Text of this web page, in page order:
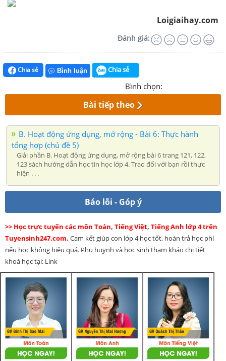
Loigiaihay.com
Đánh giá:
Chia sẻ Bình luận Chia sẻ
Bình chọn:
Bài tiếp theo
B. Hoạt động ứng dụng, mở rộng - Bài 6: Thực hành
tổng hợp (chủ đề 5)
Giải phần B. Hoạt động ứng dụng, mở rộng bài 6 trang 121, 122,
123 sách hướng dẫn học tin học lớp 4. Trao đổi với bạn rồi thực
hiện . . .
Báo lỗi - Góp ý
>> Học trực tuyến các môn Toán, Tiếng Việt, Tiếng Anh lớp 4 trên
Tuyensinh247.com. Cam kết giúp con lớp 4 học tốt, hoàn trả học phí
nếu học không hiệu quả. Phụ huynh và học sinh tham khảo chi tiết
khoá học tại: Link